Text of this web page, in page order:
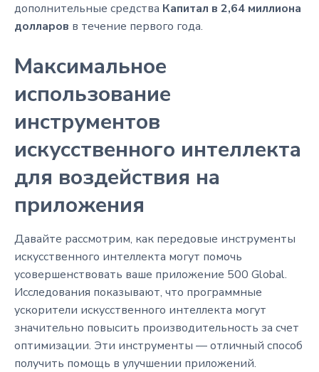
дополнительные средства Капитал в 2,64 миллиона
долларов в течение первого года.
Максимальное
использование
инструментов
искусственного интеллекта
для воздействия на
приложения
Давайте рассмотрим, как передовые инструменты
искусственного интеллекта могут помочь
усовершенствовать ваше приложение 500 Global.
Исследования показывают, что программные
ускорители искусственного интеллекта могут
значительно повысить производительность за счет
оптимизации. Эти инструменты — отличный способ
получить помощь в улучшении приложений.